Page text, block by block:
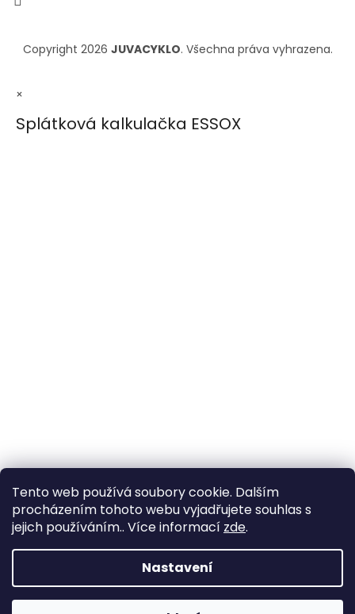
Tento web používá soubory cookie. Dalším
procházením tohoto webu vyjadřujete souhlas s
jejich používáním.. Více informací zde.
Nastavení
Copyright 2026 JUVACYKLO. Všechna práva vyhrazena.
×
Splátková kalkulačka ESSOX